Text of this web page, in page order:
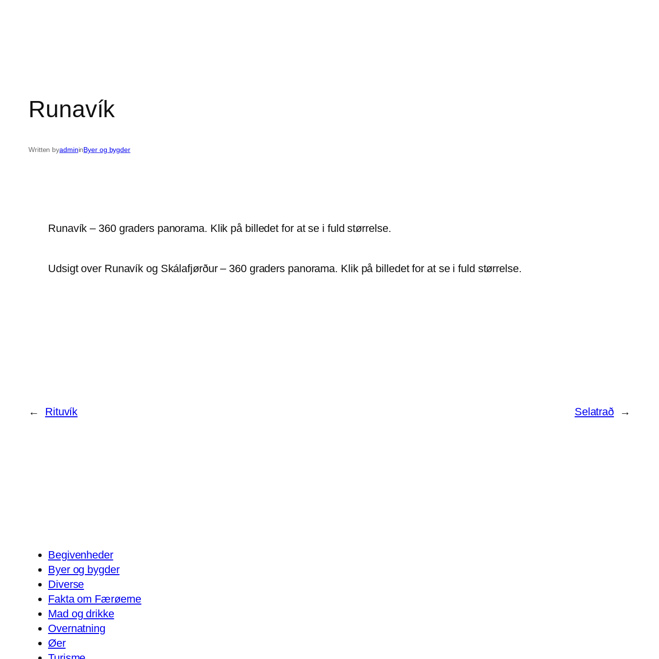
Runavík
Written byadmininByer og bygder
Runavík – 360 graders panorama. Klik på billedet for at se i fuld størrelse.
Udsigt over Runavík og Skálafjørður – 360 graders panorama. Klik på billedet for at se i fuld størrelse.
← Rituvík Selatrað →
Begivenheder
Byer og bygder
Diverse
Fakta om Færøerne
Mad og drikke
Overnatning
Øer